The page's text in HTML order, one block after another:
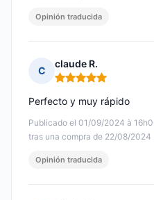
Opinión traducida
C
claude R.
Nota: 5 de 5
Publicado el 01/09/2024 à
tras una compra de 22/08/2024
Perfecto y muy rápido
Opinión traducida